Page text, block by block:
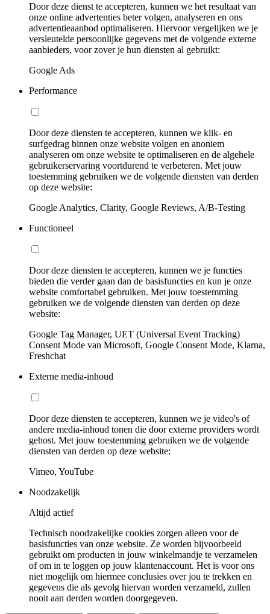
Door deze dienst te accepteren, kunnen we het resultaat van
onze online advertenties beter volgen, analyseren en ons
advertentieaanbod optimaliseren. Hiervoor vergelijken we je
versleutelde persoonlijke gegevens met de volgende externe
aanbieders, voor zover je hun diensten al gebruikt:
Google Ads
Performance
Door deze diensten te accepteren, kunnen we klik- en
surfgedrag binnen onze website volgen en anoniem
analyseren om onze website te optimaliseren en de algehele
gebruikerservaring voortdurend te verbeteren. Met jouw
toestemming gebruiken we de volgende diensten van derden
op deze website:
Google Analytics, Clarity, Google Reviews, A/B-Testing
Functioneel
Door deze diensten te accepteren, kunnen we je functies
bieden die verder gaan dan de basisfuncties en kun je onze
website comfortabel gebruiken. Met jouw toestemming
gebruiken we de volgende diensten van derden op deze
website:
Google Tag Manager, UET (Universal Event Tracking)
Consent Mode van Microsoft, Google Consent Mode, Klarna,
Freshchat
Externe media-inhoud
Door deze diensten te accepteren, kunnen we je video's of
andere media-inhoud tonen die door externe providers wordt
gehost. Met jouw toestemming gebruiken we de volgende
diensten van derden op deze website:
Vimeo, YouTube
Noodzakelijk
Altijd actief
Technisch noodzakelijke cookies zorgen alleen voor de
basisfuncties van onze website. Ze worden bijvoorbeeld
gebruikt om producten in jouw winkelmandje te verzamelen
of om in te loggen op jouw klantenaccount. Het is voor ons
niet mogelijk om hiermee conclusies over jou te trekken en
gegevens die als gevolg hiervan worden verzameld, zullen
nooit aan derden worden doorgegeven.